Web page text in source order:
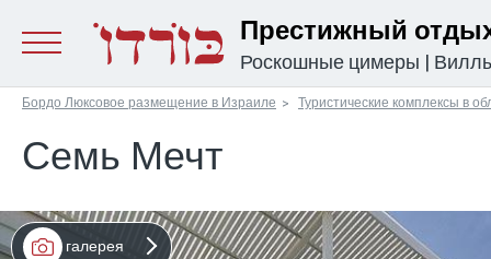
Престижный
Роскошные цимеры |
Бордо Люксовое размещение в Израиле Туристические комплексы в
Семь Мечт
галерея